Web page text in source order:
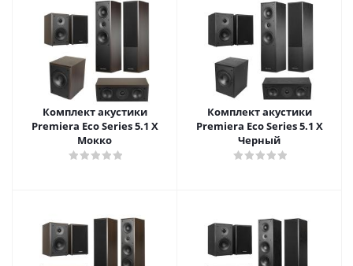
Комплект акустики
Premiera Eco Series 5.1 X
Мокко
Комплект акустики
Premiera Eco Series 5.1 X
Черный